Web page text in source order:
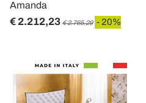
Amanda
€ 2.212,23 € 2.765,29 - 20%